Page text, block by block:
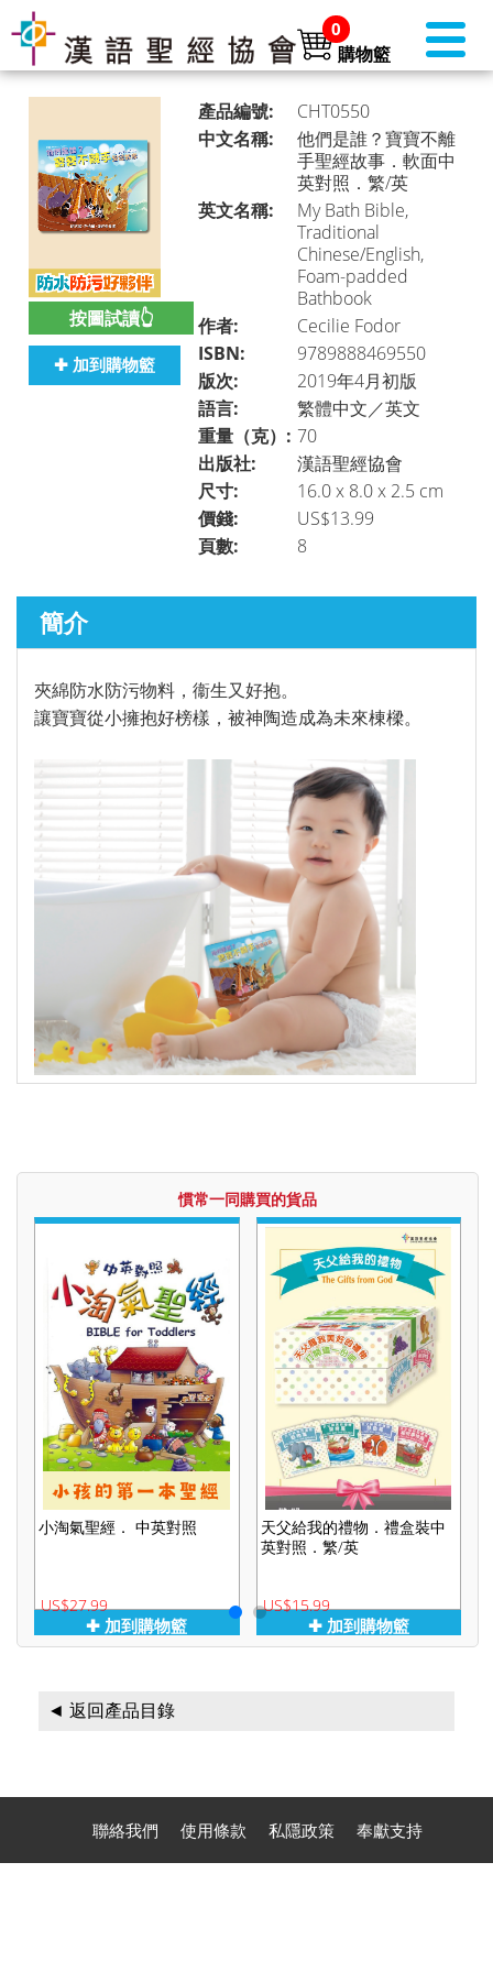
0
購物籃
書店首頁 (美國)
本月推介
聖經
講道／事奉 ►
聆聽系列
兒童青少年系列
福音禮品
產品目錄
按圖試讀👆
✚ 加到購物籃
產品編號:
CHT0550
中文名稱:
他們是誰？寶寶不離
手聖經故事．軟面中
英對照．繁/英
英文名稱:
My Bath Bible,
Traditional
Chinese/English,
Foam-padded
Bathbook
作者:
Cecilie Fodor
ISBN:
9789888469550
版次:
2019年4月初版
語言:
繁體中文／英文
重量（克）: 70
出版社:
漢語聖經協會
尺寸:
16.0 x 8.0 x 2.5 cm
價錢:
US$13.99
頁數:
8
簡介
夾綿防水防污物料，衞生又好抱。
讓寶寶從小擁抱好榜樣，被神陶造成為未來棟樑。
慣常一同購買的貨品
小淘氣聖經． 中英對照
US$27.99
✚ 加到購物籃
天父給我的禮物．禮盒裝中
英對照．繁/英
US$15.99
✚ 加到購物籃
◄ 返回產品目錄
聯絡我們 使用條款 私隱政策 奉獻支持